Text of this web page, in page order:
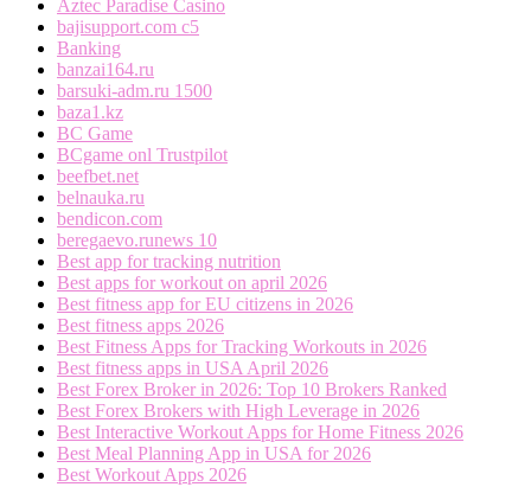
Aztec Paradise Casino
bajisupport.com c5
Banking
banzai164.ru
barsuki-adm.ru 1500
baza1.kz
BC Game
BCgame onl Trustpilot
beefbet.net
belnauka.ru
bendicon.com
beregaevo.runews 10
Best app for tracking nutrition
Best apps for workout on april 2026
Best fitness app for EU citizens in 2026
Best fitness apps 2026
Best Fitness Apps for Tracking Workouts in 2026
Best fitness apps in USA April 2026
Best Forex Broker in 2026: Top 10 Brokers Ranked
Best Forex Brokers with High Leverage in 2026
Best Interactive Workout Apps for Home Fitness 2026
Best Meal Planning App in USA for 2026
Best Workout Apps 2026